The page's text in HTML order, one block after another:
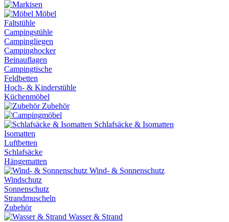
Möbel
Faltstühle
Campingstühle
Campingliegen
Campinghocker
Beinauflagen
Campingtische
Feldbetten
Hoch- & Kinderstühle
Küchenmöbel
Zubehör
Schlafsäcke & Isomatten
Isomatten
Luftbetten
Schlafsäcke
Hängematten
Wind- & Sonnenschutz
Windschutz
Sonnenschutz
Strandmuscheln
Zubehör
Wasser & Strand